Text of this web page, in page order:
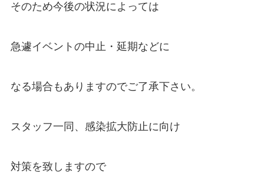
そのため今後の状況によっては
急遽イベントの中止・延期などに
なる場合もありますのでご了承下さい。
スタッフ一同、感染拡大防止に向け
対策を致しますので